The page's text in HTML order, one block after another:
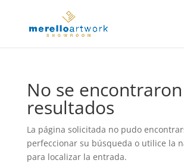
No se encontraron
resultados
La página solicitada no pudo
perfeccionar su búsqueda o utilice la
para localizar la entrada.